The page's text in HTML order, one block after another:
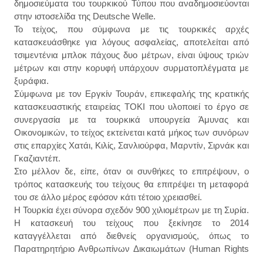
δημοσιεύματα του τουρκικού Τύπου που αναδημοσιεύονται
στην ιστοσελίδα της Deutsche Welle.
Το τείχος, που σύμφωνα με τις τουρκικές αρχές
κατασκευάσθηκε για λόγους ασφαλείας, αποτελείται από
τσιμεντένια μπλοκ πάχους δυο μέτρων, είναι ύψους τριών
μέτρων και στην κορυφή υπάρχουν συρματοπλέγματα με
ξυράφια.
Σύμφωνα με τον Εργκίν Τουράν, επικεφαλής της κρατικής
κατασκευαστικής εταιρείας ΤΟΚΙ που υλοποιεί το έργο σε
συνεργασία με τα τουρκικά υπουργεία Άμυνας και
Οικονομικών, το τείχος εκτείνεται κατά μήκος των συνόρων
στις επαρχίες Χατάι, Κιλίς, Σανλιούρφα, Μαρντίν, Σιρνάκ και
Γκαζιαντέπ.
Στο μέλλον δε, είπε, όταν οι συνθήκες το επιτρέψουν, ο
τρόπος κατασκευής του τείχους θα επιτρέψει τη μεταφορά
του σε άλλο μέρος εφόσον κάτι τέτοιο χρειασθεί.
Η Τουρκία έχει σύνορα σχεδόν 900 χιλιομέτρων με τη Συρία.
Η κατασκευή του τείχους που ξεκίνησε το 2014
καταγγέλλεται από διεθνείς οργανισμούς, όπως το
Παρατηρητήριο Ανθρωπίνων Δικαιωμάτων (Human Rights